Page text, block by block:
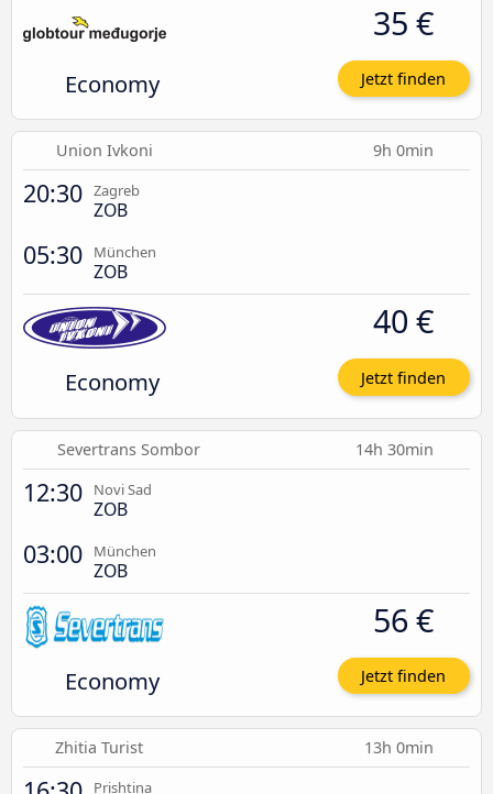
Economy
35 €
Jetzt finden
Union Ivkoni 9h 0min
20:30 Zagreb
ZOB
05:30 München
ZOB
Economy
40 €
Jetzt finden
Severtrans Sombor 14h 30min
12:30 Novi Sad
ZOB
03:00 München
ZOB
Economy
56 €
Jetzt finden
Zhitia Turist 13h 0min
Prishtina